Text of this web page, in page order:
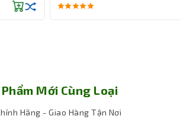
Mới Cùng Loại
Hãng - Giao Hàng Tận Nơi